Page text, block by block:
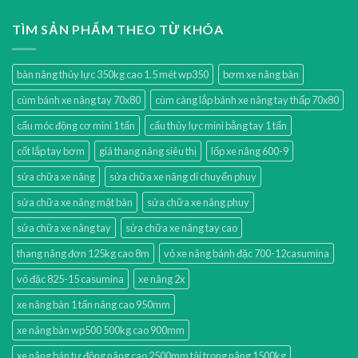
TÌM SẢN PHẨM THEO TỪ KHÓA
bàn nâng thủy lực 350kg cao 1.5 mét wp350
bơm xe nâng bàn
cùm bánh xe nâng tay 70x80
cùm càng lắp bánh xe nâng tay thấp 70x80
cẩu móc động cơ mini 1 tấn
cẩu thủy lực mini bằng tay 1 tấn
cốt lắp tay bơm
giá thang nâng siêu thị
lốp xe nâng 600-9
sửa chữa xe nâng
sửa chữa xe nâng di chuyển phuy
sửa chữa xe nâng mặt bàn
sửa chữa xe nâng phuy
sửa chữa xe nâng tay
sửa chữa xe nâng tay cao
thang nâng đơn 125kg cao 8m
vỏ xe nâng bánh đặc 700-12casumina
vỏ đặc 825-15 casumina
xe nâng 2x
xe nâng bàn 1 tấn nâng cao 950mm
xe nâng bàn wp500 500kg cao 900mm